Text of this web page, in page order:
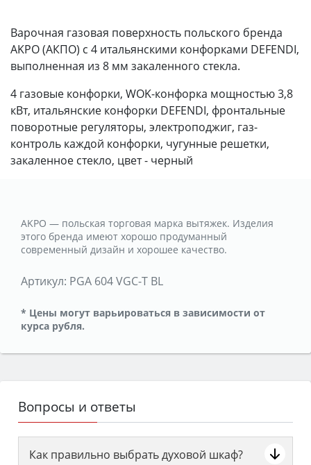
Варочная газовая поверхность польского бренда
AKPO (АКПО) с 4 итальянскими конфорками DEFENDI,
выполненная из 8 мм закаленного стекла.
4 газовые конфорки, WOK-конфорка мощностью 3,8
кВт, итальянские конфорки DEFENDI, фронтальные
поворотные регуляторы, электроподжиг, газ-
контроль каждой конфорки, чугунные решетки,
закаленное стекло, цвет - черный
AKPO — польская торговая марка вытяжек. Изделия
этого бренда имеют хорошо продуманный
современный дизайн и хорошее качество.
Артикул: PGA 604 VGC-T BL
* Цены могут варьироваться в зависимости от
курса рубля.
Вопросы и ответы
Как правильно выбрать духовой шкаф?